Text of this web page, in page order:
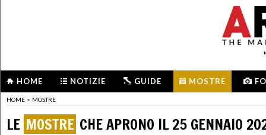
HOME NOTIZIE GUIDE MOSTRE
HOME > MOSTRE
LE MOSTRE CHE APRONO IL 25 GENNAIO